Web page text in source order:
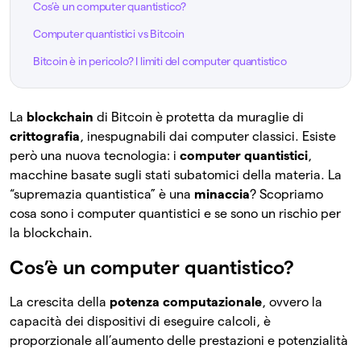
Cos’è un computer quantistico?
Computer quantistici vs Bitcoin
Bitcoin è in pericolo? I limiti del computer quantistico
La blockchain di Bitcoin è protetta da muraglie di
crittografia, inespugnabili dai computer classici. Esiste
però una nuova tecnologia: i computer quantistici,
macchine basate sugli stati subatomici della materia. La
“supremazia quantistica” è una minaccia? Scopriamo
cosa sono i computer quantistici e se sono un rischio per
la blockchain.
Cos’è un computer quantistico?
La crescita della potenza computazionale, ovvero la
capacità dei dispositivi di eseguire calcoli, è
proporzionale all’aumento delle prestazioni e potenzialità